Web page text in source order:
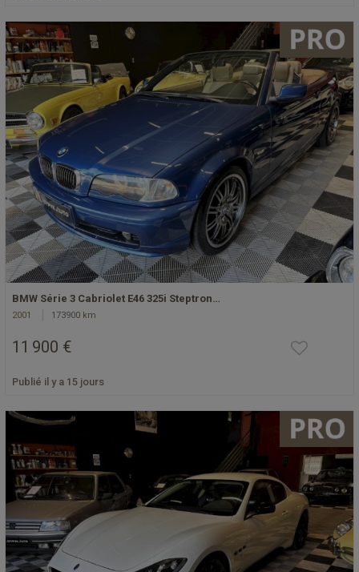
BMW Série 3 Cabriolet E46 325i Steptron…
2001 173900 km
11 900 €
Publié il y a 15 jours